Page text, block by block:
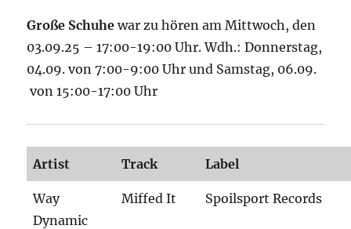
Große Schuhe war zu hören am Mittwoch, den
03.09.25 – 17:00-19:00 Uhr. Wdh.: Donnerstag,
04.09. von 7:00-9:00 Uhr und Samstag, 06.09.
von 15:00-17:00 Uhr
Artist Track Label
Way
Dynamic
Miffed It Spoilsport Records